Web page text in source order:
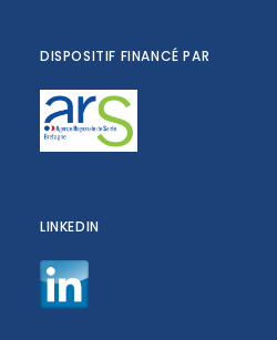
DISPOSITIF FINANCÉ PAR
LINKEDIN